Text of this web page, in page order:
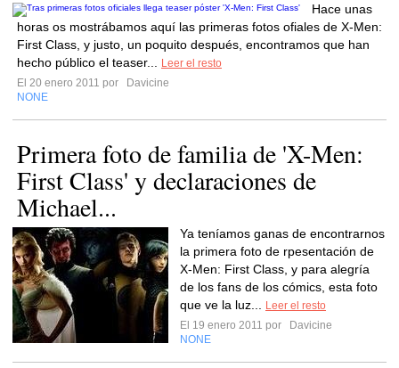
Hace unas
horas os mostrábamos aquí las primeras fotos ofiales de X-Men:
First Class, y justo, un poquito después, encontramos que han
hecho público el teaser...
Leer el resto
El 20 enero 2011 por
Davicine
NONE
Primera foto de familia de 'X-Men:
First Class' y declaraciones de
Michael...
Ya teníamos ganas de encontrarnos
la primera foto de rpesentación de
X-Men: First Class, y para alegría
de los fans de los cómics, esta foto
que ve la luz...
Leer el resto
El 19 enero 2011 por
Davicine
NONE